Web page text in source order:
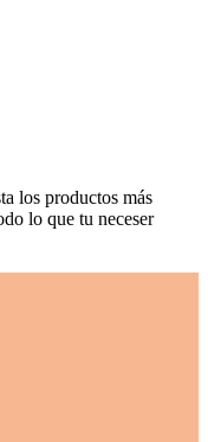
los productos más
lo que tu neceser